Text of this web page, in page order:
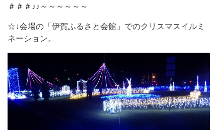
＃＃＃♪♪～～～～～～
☆↓会場の「伊賀ふるさと会館」でのクリスマスイルミ
ネーション。